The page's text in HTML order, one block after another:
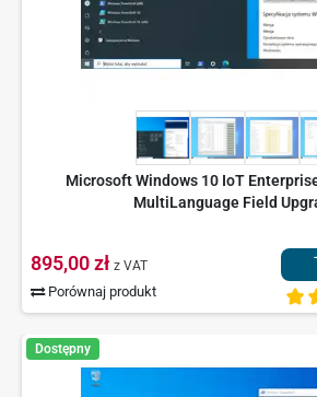
Microsoft Windows 10 IoT
MultiLanguage Field
895,00 zł z VAT
Porównaj produkt
Dostępny